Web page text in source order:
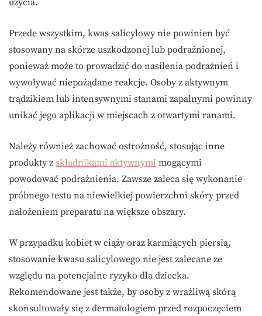
użycia.
Przede wszystkim, kwas salicylowy nie powinien być
stosowany na skórze uszkodzonej lub podrażnionej,
ponieważ może to prowadzić do nasilenia podrażnień i
wywoływać niepożądane reakcje. Osoby z aktywnym
trądzikiem lub intensywnymi stanami zapalnymi powinny
unikać jego aplikacji w miejscach z otwartymi ranami.
Należy również zachować ostrożność, stosując inne
produkty z składnikami aktywnymi mogącymi
powodować podrażnienia. Zawsze zaleca się wykonanie
próbnego testu na niewielkiej powierzchni skóry przed
nałożeniem preparatu na większe obszary.
W przypadku kobiet w ciąży oraz karmiących piersią,
stosowanie kwasu salicylowego nie jest zalecane ze
względu na potencjalne ryzyko dla dziecka.
Rekomendowane jest także, by osoby z wrażliwą skórą
skonsultowały się z dermatologiem przed rozpoczęciem